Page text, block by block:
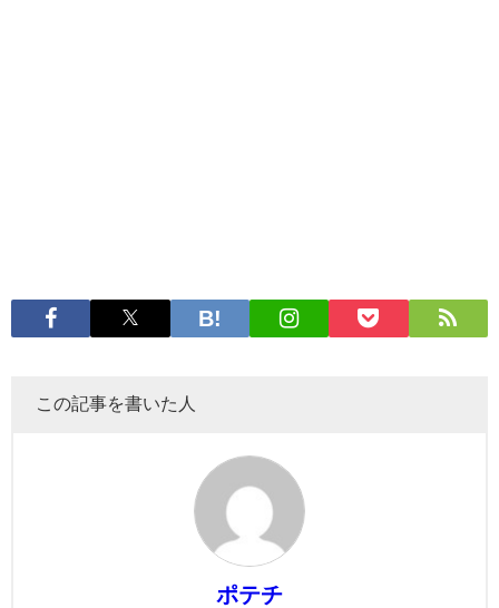
この記事を書いた人
ポテチ